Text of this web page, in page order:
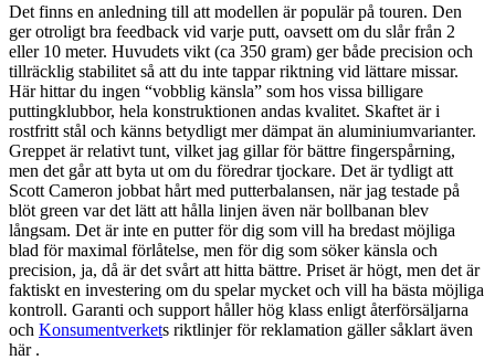
Det finns en anledning till att modellen är populär på touren. Den
ger otroligt bra feedback vid varje putt, oavsett om du slår från 2
eller 10 meter. Huvudets vikt (ca 350 gram) ger både precision och
tillräcklig stabilitet så att du inte tappar riktning vid lättare missar.
Här hittar du ingen “vobblig känsla” som hos vissa billigare
puttingklubbor, hela konstruktionen andas kvalitet. Skaftet är i
rostfritt stål och känns betydligt mer dämpat än aluminiumvarianter.
Greppet är relativt tunt, vilket jag gillar för bättre fingerspårning,
men det går att byta ut om du föredrar tjockare. Det är tydligt att
Scott Cameron jobbat hårt med putterbalansen, när jag testade på
blöt green var det lätt att hålla linjen även när bollbanan blev
långsam. Det är inte en putter för dig som vill ha bredast möjliga
blad för maximal förlåtelse, men för dig som söker känsla och
precision, ja, då är det svårt att hitta bättre. Priset är högt, men det är
faktiskt en investering om du spelar mycket och vill ha bästa möjliga
kontroll. Garanti och support håller hög klass enligt återförsäljarna
och Konsumentverkets riktlinjer för reklamation gäller såklart även
här .